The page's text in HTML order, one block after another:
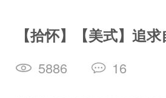
【拾怀】【美式】追
5886 16